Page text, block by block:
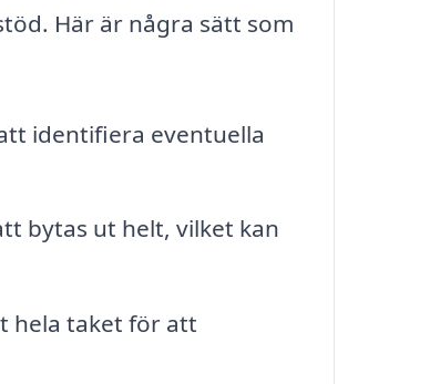
Här är några sätt som
identifiera eventuella
bytas ut helt, vilket kan
hela taket för att